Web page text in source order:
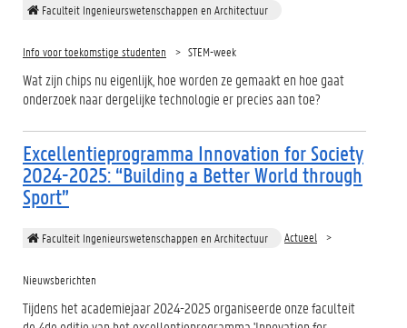
Faculteit Ingenieurswetenschappen en Architectuur
Info voor toekomstige studenten STEM-week
Wat zijn chips nu eigenlijk, hoe worden ze gemaakt en hoe gaat
onderzoek naar dergelijke technologie er precies aan toe?
Excellentieprogramma Innovation for Society
2024-2025: “Building a Better World through
Sport”
Faculteit Ingenieurswetenschappen en Architectuur Actueel
Nieuwsberichten
Tijdens het academiejaar 2024-2025 organiseerde onze faculteit